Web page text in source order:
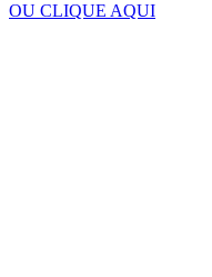
OU CLIQUE AQUI